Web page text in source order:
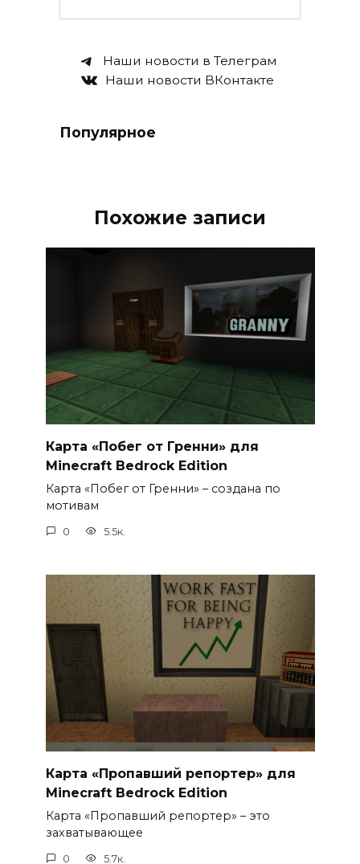
Наши новости в Телеграм
Наши новости ВКонтакте
Популярное
Похожие записи
Карта «Побег от Гренни» для
Minecraft Bedrock Edition
Карта «Побег от Гренни» – создана по
мотивам
0 5.5к.
Карта «Пропавший репортер» для
Minecraft Bedrock Edition
Карта «Пропавший репортер» – это
захватывающее
0 5.7к.